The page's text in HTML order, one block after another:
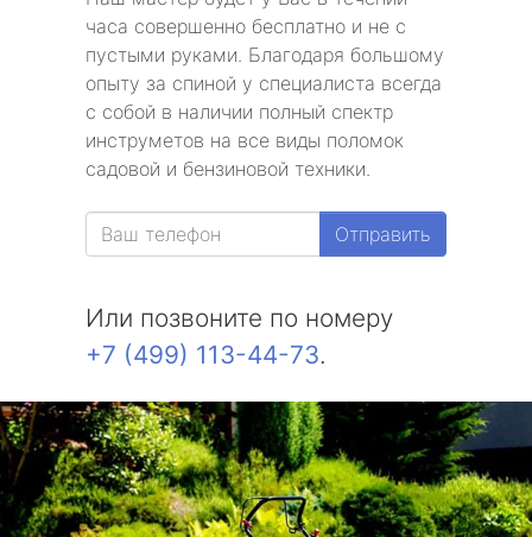
часа совершенно бесплатно и не с
пустыми руками. Благодаря большому
опыту за спиной у специалиста всегда
с собой в наличии полный спектр
инструметов на все виды поломок
садовой и бензиновой техники.
Отправить
Или позвоните по номеру
+7 (499) 113-44-73.